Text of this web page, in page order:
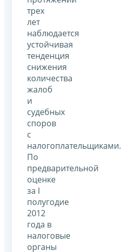
трех
лет
наблюдается
устойчивая
тенденция
снижения
количества
жалоб
и
судебных
споров
с
налогоплательщиками.
По
предварительной
оценке
за I
полугодие
2012
года в
налоговые
органы